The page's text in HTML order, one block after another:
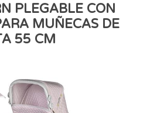
PLEGABLE CON
MUÑECAS DE
55 CM